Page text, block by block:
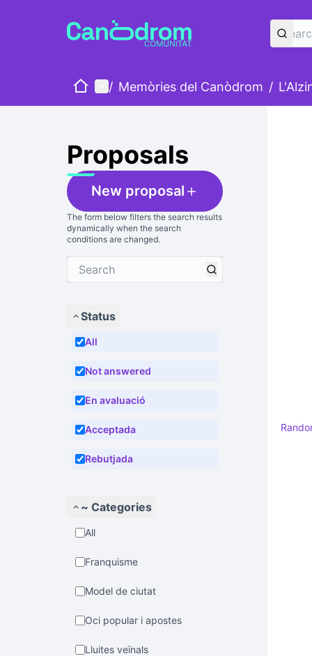
HomeMain menu
/ Memòries del Canòdrom /
Proposals
New proposal
The form below filters the search results
dynamically when the search
conditions are changed.
Status
All
Not answered
En avaluació
Acceptada
Rebutjada
~ Categories
All
Franquisme
Model de ciutat
Oci popular i apostes
Lluites veïnals